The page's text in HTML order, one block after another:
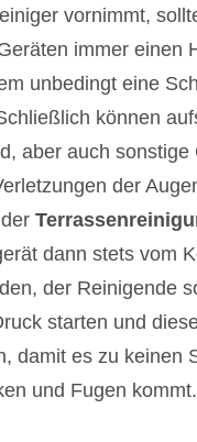
vornimmt,
immer einen
unbedingt eine
können
aber auch sonstige
der
dann stets vom
der Reinigende
starten und
damit es zu keinen
und Fugen kommt.